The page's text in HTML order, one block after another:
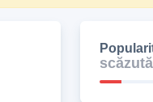
scăzută